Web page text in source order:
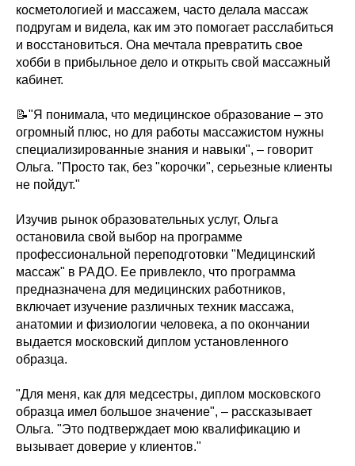
косметологией и массажем, часто делала массаж
подругам и видела, как им это помогает расслабиться
и восстановиться. Она мечтала превратить свое
хобби в прибыльное дело и открыть свой массажный
кабинет.
📝"Я понимала, что медицинское образование – это
огромный плюс, но для работы массажистом нужны
специализированные знания и навыки", – говорит
Ольга. "Просто так, без "корочки", серьезные клиенты
не пойдут."
Изучив рынок образовательных услуг, Ольга
остановила свой выбор на программе
профессиональной переподготовки "Медицинский
массаж" в РАДО. Ее привлекло, что программа
предназначена для медицинских работников,
включает изучение различных техник массажа,
анатомии и физиологии человека, а по окончании
выдается московский диплом установленного
образца.
"Для меня, как для медсестры, диплом московского
образца имел большое значение", – рассказывает
Ольга. "Это подтверждает мою квалификацию и
вызывает доверие у клиентов."